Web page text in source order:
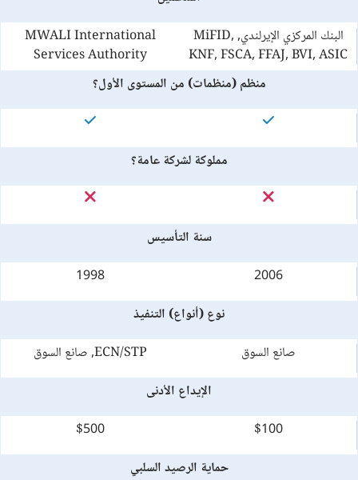
البنك المركزي الإيرلندي, MiFID,
KNF, FSCA, FFAJ, BVI, ASIC
MWALI International
Services Authority
منظم (منظمات) من المستوى الأول؟
مملوكة لشركة عامة؟
سنة التأسيس
2006
1998
نوع (أنواع) التنفيذ
صانع السوق
ECN/STP, صانع السوق
الإيداع الأدنى
$100
$500
حماية الرصيد السلبي